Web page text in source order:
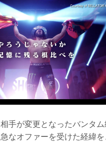
手が変更となったバンタ
なオファーを受けた経緯